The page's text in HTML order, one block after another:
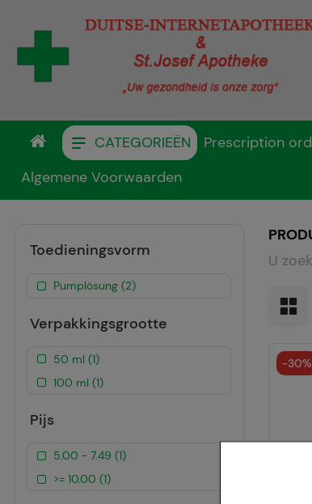
CATEGORIEËN Prescription
Algemene Voorwaarden
U
-30%
Toedieningsvorm
Pumplösung (2)
Verpakkingsgrootte
50 ml (1)
100 ml (1)
Pijs
5.00 - 7.49 (1)
>= 10.00 (1)